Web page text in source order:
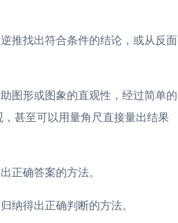
推找出符合条件的结论，或从反面
图形或图象的直观性，经过简单的
甚至可以用量角尺直接量出结果
正确答案的方法。
纳得出正确判断的方法。